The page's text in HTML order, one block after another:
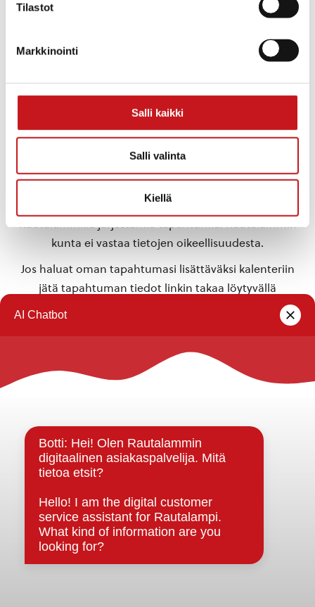
Tilastot
Markkinointi
Salli kaikki
Salli valinta
Kiellä
TAPAHTUMAPAIKKA
Rautalammintie 4
»
Tähän kalenteriin on koottu eri toimijoiden
kunta ei vastaa tietojen oikeellisuudesta.
Jos haluat oman tapahtumasi lisättäväksi kalenteriin
jätä tapahtuman tiedot linkin takaa löytyvällä
Rautalammin kunta
Strategiat, ohjelmat, ohjeet, suunnitelmat, säännöt ja
sopimukset
Asiakirjajulkisuuskuvaus
Evästeet
Saavutettavuusseloste
Tietosuoja
Tietosuojaselosteet